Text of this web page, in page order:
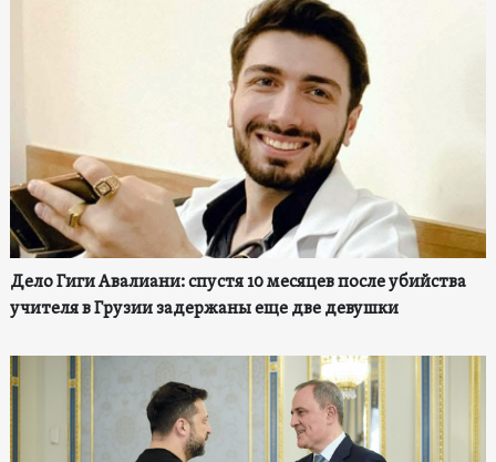
Дело Гиги Авалиани: спустя 10 месяцев после убийства
учителя в Грузии задержаны еще две девушки